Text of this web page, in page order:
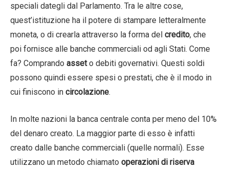
speciali dategli dal Parlamento. Tra le altre cose,
quest’istituzione ha il potere di stampare letteralmente
moneta, o di crearla attraverso la forma del credito, che
poi fornisce alle banche commerciali od agli Stati. Come
fa? Comprando asseto debiti governativi. Questi soldi
possono quindi essere spesi o prestati, che è il modo in
cui finiscono in circolazione.
In molte nazioni la banca centrale conta per meno del 10%
del denaro creato. La maggior parte di esso è infatti
creato dalle banche commerciali (quelle normali). Esse
utilizzano un metodo chiamato operazioni di riserva